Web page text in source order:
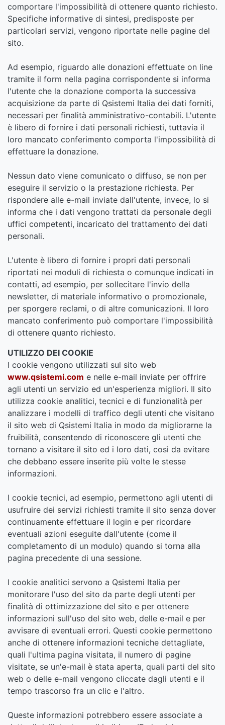
comportare l'impossibilità di ottenere quanto richiesto.
Specifiche informative di sintesi, predisposte per
particolari servizi, vengono riportate nelle pagine del
sito.
Ad esempio, riguardo alle donazioni effettuate on line
tramite il form nella pagina corrispondente si informa
l'utente che la donazione comporta la successiva
acquisizione da parte di Qsistemi Italia dei dati forniti,
necessari per finalità amministrativo-contabili. L'utente
è libero di fornire i dati personali richiesti, tuttavia il
loro mancato conferimento comporta l'impossibilità di
effettuare la donazione.
Nessun dato viene comunicato o diffuso, se non per
eseguire il servizio o la prestazione richiesta. Per
rispondere alle e-mail inviate dall'utente, invece, lo si
informa che i dati vengono trattati da personale degli
uffici competenti, incaricato del trattamento dei dati
personali.
L'utente è libero di fornire i propri dati personali
riportati nei moduli di richiesta o comunque indicati in
contatti, ad esempio, per sollecitare l'invio della
newsletter, di materiale informativo o promozionale,
per sporgere reclami, o di altre comunicazioni. Il loro
mancato conferimento può comportare l'impossibilità
di ottenere quanto richiesto.
UTILIZZO DEI COOKIE
I cookie vengono utilizzati sul sito web
www.qsistemi.com e nelle e-mail inviate per offrire
agli utenti un servizio ed un'esperienza migliori. Il sito
utilizza cookie analitici, tecnici e di funzionalità per
analizzare i modelli di traffico degli utenti che visitano
il sito web di Qsistemi Italia in modo da migliorarne la
fruibilità, consentendo di riconoscere gli utenti che
tornano a visitare il sito ed i loro dati, così da evitare
che debbano essere inserite più volte le stesse
informazioni.
I cookie tecnici, ad esempio, permettono agli utenti di
usufruire dei servizi richiesti tramite il sito senza dover
continuamente effettuare il login e per ricordare
eventuali azioni eseguite dall'utente (come il
completamento di un modulo) quando si torna alla
pagina precedente di una sessione.
I cookie analitici servono a Qsistemi Italia per
monitorare l'uso del sito da parte degli utenti per
finalità di ottimizzazione del sito e per ottenere
informazioni sull'uso del sito web, delle e-mail e per
avvisare di eventuali errori. Questi cookie permettono
anche di ottenere informazioni tecniche dettagliate,
quali l'ultima pagina visitata, il numero di pagine
visitate, se un'e-mail è stata aperta, quali parti del sito
web o delle e-mail vengono cliccate dagli utenti e il
tempo trascorso fra un clic e l'altro.
Queste informazioni potrebbero essere associate a